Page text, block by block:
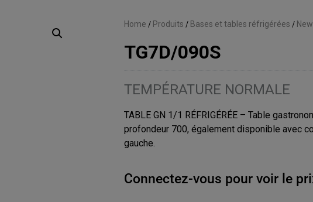
Home / Produits / Bases et tables réfrigérées /
TG7D/090S
TEMPÉRATURE NORMALE
TABLE GN 1/1 RÉFRIGÉRÉE – Table
profondeur 700, également disponible avec
gauche.
Connectez-vous pour voir le